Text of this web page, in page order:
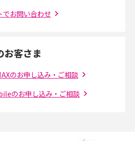
かりやすく解説！事前に準備すべきものも紹
メリットや接続方法を解説
メリット・デメリット、中継機との違いを解
でお問い合わせ
お客さま
のお申し込み・ご相談
のお申し込み・ご相談